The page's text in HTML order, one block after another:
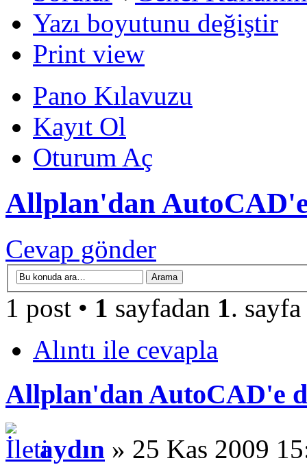
Yazı boyutunu değiştir
Print view
Pano Kılavuzu
Kayıt Ol
Oturum Aç
Allplan'dan
Cevap gönder
1 post • 1 sayfadan 1. sayfa
Alıntı ile cevapla
Allplan'dan AutoCAD'e
aydın » 25 Kas 2009